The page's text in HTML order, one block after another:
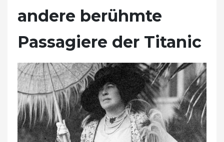
andere berühmte
Passagiere der Titanic